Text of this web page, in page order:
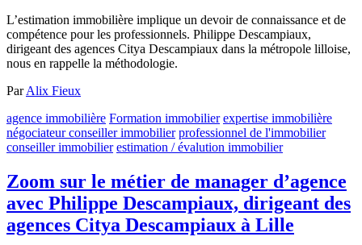
L’estimation immobilière implique un devoir de connaissance et de
compétence pour les professionnels. Philippe Descampiaux,
dirigeant des agences Citya Descampiaux dans la métropole lilloise,
nous en rappelle la méthodologie.
ParAlix Fieux
agence immobilière Formation immobilier expertise immobilière
négociateur conseiller immobilier professionnel de l'immobilier
conseiller immobilier estimation / évalution immobilier
Zoom sur le métier de manager d’agence
avec Philippe Descampiaux, dirigeant des
agences Citya Descampiaux à Lille